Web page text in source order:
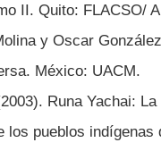
II. Quito: FLACSO/
y Oscar
México: UACM.
Runa Yachai:
los pueblos indígenas